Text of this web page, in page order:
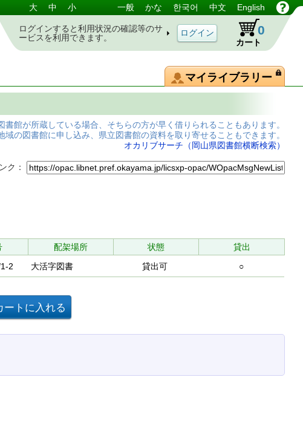
大 中 小 一般 かな 한국어 中文 English
ログインすると利用状況の確認等のサ
ービスを利用できます。
カート
0
マイライブラリー
書館が所蔵している場合、そちらの方が早く借りられることもあります。
域の図書館に申し込み、県立図書館の資料を取り寄せることもできます。
オカリブサーチ（岡山県図書館横断検索）
ク：
配架場所 状態
貸出
2 大活字図書 貸出可 ○